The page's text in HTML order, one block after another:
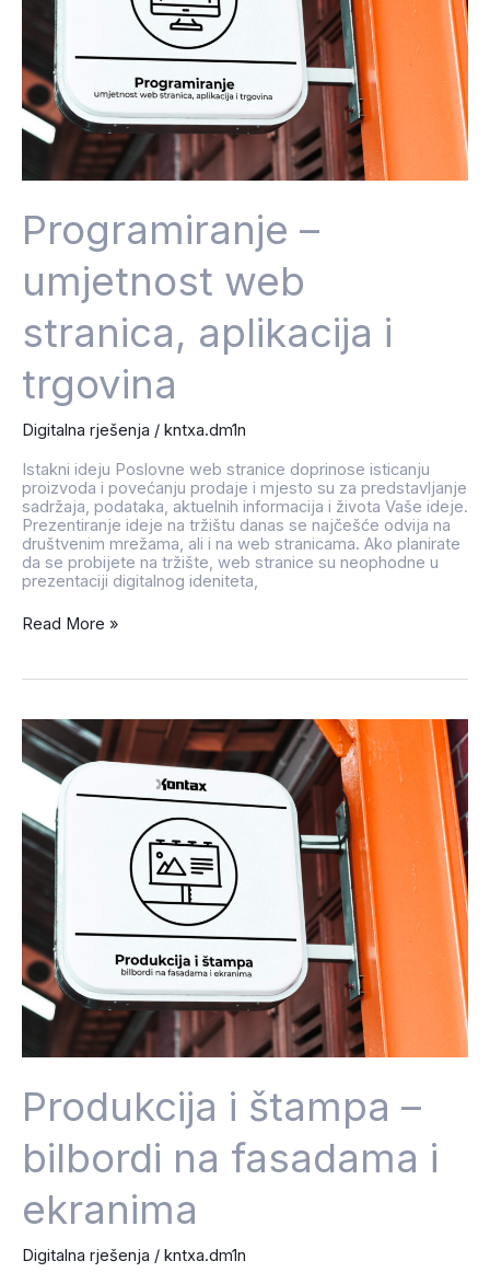
Programiranje –
umjetnost web
stranica, aplikacija i
trgovina
Digitalna rješenja / kntxa.dm1n
Istakni ideju Poslovne web stranice doprinose isticanju
proizvoda i povećanju prodaje i mjesto su za predstavljanje
sadržaja, podataka, aktuelnih informacija i života Vaše ideje.
Prezentiranje ideje na tržištu danas se najčešće odvija na
društvenim mrežama, ali i na web stranicama. Ako planirate
da se probijete na tržište, web stranice su neophodne u
prezentaciji digitalnog ideniteta,
Read More »
Produkcija i štampa –
bilbordi na fasadama i
ekranima
Digitalna rješenja / kntxa.dm1n
Produkcija
štampa
bilbordi
na
fasadama
i
ekranima